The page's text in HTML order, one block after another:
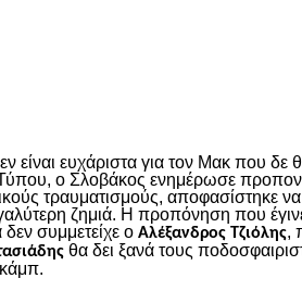
ευχάριστα για τον Μακ που δε
ο Σλοβάκος ενημέρωσε
τραυματισμούς, αποφασίστηκε
ζημιά. Η προπόνηση που
συμμετείχε ο Αλέξανδρος Τζιόλης,
θα δει ξανά τους